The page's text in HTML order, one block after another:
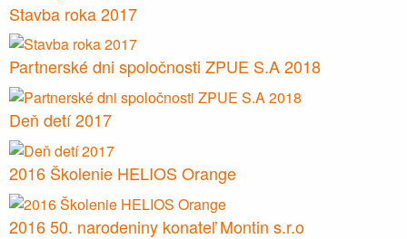
Stavba roka 2017
Partnerské dni spoločnosti ZPUE S.A 2018
Deň detí 2017
2016 Školenie HELIOS Orange
2016 50. narodeniny konateľ Montin s.r.o